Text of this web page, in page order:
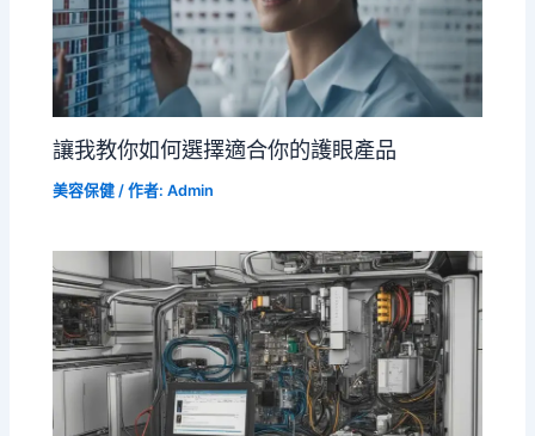
讓我教你如何選擇適合你的護眼產品
美容保健 / 作者:Admin